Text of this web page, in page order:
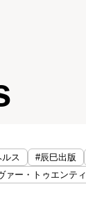
ス #辰巳出版
ァー・トゥエンテ